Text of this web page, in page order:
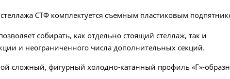
СТФ комплектуется съемным пластиковым
собирать, как отдельно стоящий стеллаж, так и
и неограниченного числа дополнительных секций.
сложный, фигурный холодно-катанный профиль «Г»-